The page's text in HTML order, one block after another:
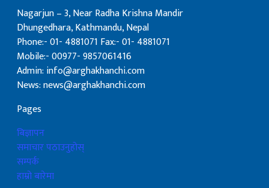
Nagarjun – 3, Near Radha Krishna Mandir
Dhungedhara, Kathmandu, Nepal
Phone:- 01- 4881071 Fax:- 01- 4881071
Mobile:- 00977- 9857061416
Admin: info@arghakhanchi.com
News: news@arghakhanchi.com
Pages
बिज्ञापन
समाचार पठाउनुहोस्
सम्पर्क
हाम्रो बारेमा